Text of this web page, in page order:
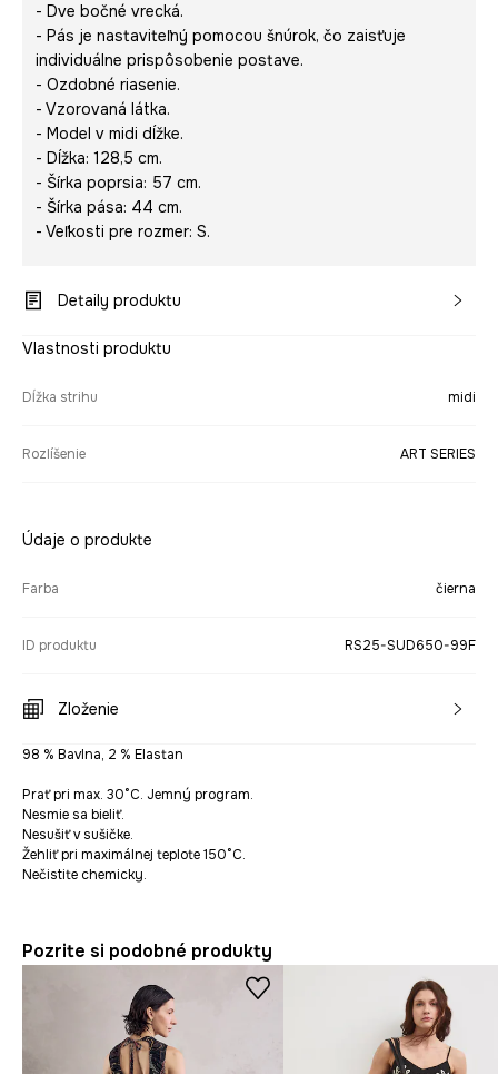
- Dve bočné vrecká.
- Pás je nastaviteľný pomocou šnúrok, čo zaisťuje
individuálne prispôsobenie postave.
- Ozdobné riasenie.
- Vzorovaná látka.
- Model v midi dĺžke.
- Dĺžka: 128,5 cm.
- Šírka poprsia: 57 cm.
- Šírka pása: 44 cm.
- Veľkosti pre rozmer: S.
Detaily produktu
Vlastnosti produktu
Dĺžka strihu midi
Rozlíšenie ART SERIES
Údaje o produkte
Farba čierna
ID produktu RS25-SUD650-99F
Zloženie
98 % Bavlna, 2 % Elastan
Prať pri max. 30°C. Jemný program.
Nesmie sa bieliť.
Nesušiť v sušičke.
Žehliť pri maximálnej teplote 150°C.
Nečistite chemicky.
Pozrite si podobné produkty